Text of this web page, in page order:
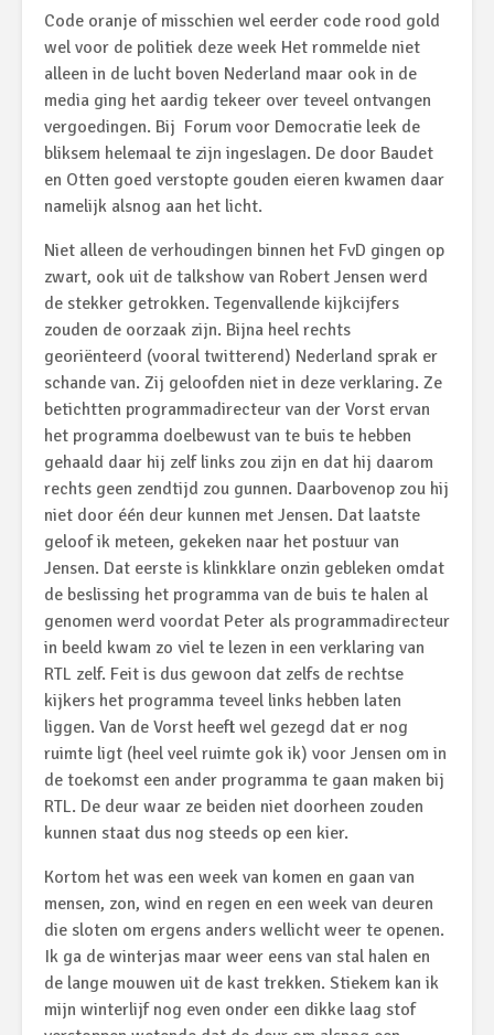
Code oranje of misschien wel eerder code rood gold
wel voor de politiek deze week Het rommelde niet
alleen in de lucht boven Nederland maar ook in de
media ging het aardig tekeer over teveel ontvangen
vergoedingen. Bij Forum voor Democratie leek de
bliksem helemaal te zijn ingeslagen. De door Baudet
en Otten goed verstopte gouden eieren kwamen daar
namelijk alsnog aan het licht.
Niet alleen de verhoudingen binnen het FvD gingen op
zwart, ook uit de talkshow van Robert Jensen werd
de stekker getrokken. Tegenvallende kijkcijfers
zouden de oorzaak zijn. Bijna heel rechts
georiënteerd (vooral twitterend) Nederland sprak er
schande van. Zij geloofden niet in deze verklaring. Ze
betichtten programmadirecteur van der Vorst ervan
het programma doelbewust van te buis te hebben
gehaald daar hij zelf links zou zijn en dat hij daarom
rechts geen zendtijd zou gunnen. Daarbovenop zou hij
niet door één deur kunnen met Jensen. Dat laatste
geloof ik meteen, gekeken naar het postuur van
Jensen. Dat eerste is klinkklare onzin gebleken omdat
de beslissing het programma van de buis te halen al
genomen werd voordat Peter als programmadirecteur
in beeld kwam zo viel te lezen in een verklaring van
RTL zelf. Feit is dus gewoon dat zelfs de rechtse
kijkers het programma teveel links hebben laten
liggen. Van de Vorst heeft wel gezegd dat er nog
ruimte ligt (heel veel ruimte gok ik) voor Jensen om in
de toekomst een ander programma te gaan maken bij
RTL. De deur waar ze beiden niet doorheen zouden
kunnen staat dus nog steeds op een kier.
Kortom het was een week van komen en gaan van
mensen, zon, wind en regen en een week van deuren
die sloten om ergens anders wellicht weer te openen.
Ik ga de winterjas maar weer eens van stal halen en
de lange mouwen uit de kast trekken. Stiekem kan ik
mijn winterlijf nog even onder een dikke laag stof